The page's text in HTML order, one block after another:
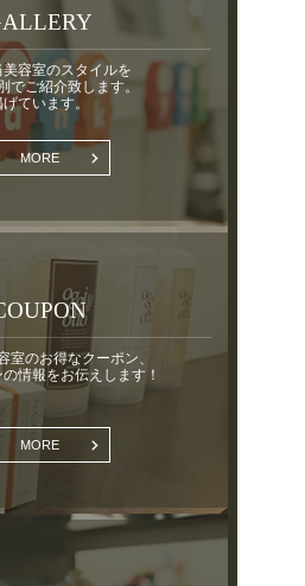
容室のスタイルを
でご紹介致します。
ています。
MORE
室のお得なクーポン、
情報をお伝えします！
MORE